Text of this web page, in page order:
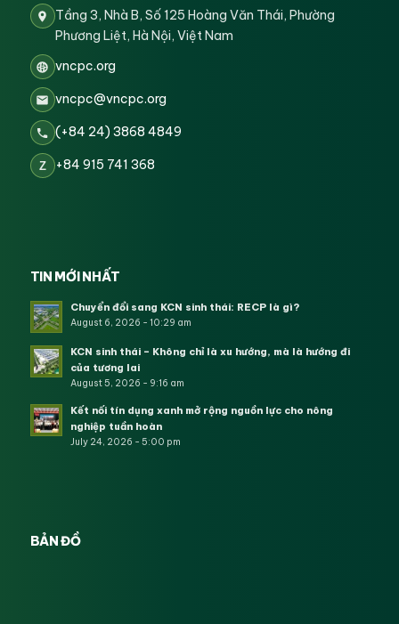
Tầng 3, Nhà B, Số 125 Hoàng Văn Thái, Phường
Phương Liệt, Hà Nội, Việt Nam
vncpc.org
vncpc@vncpc.org
(+84 24) 3868 4849
Z +84 915 741 368
TIN MỚI NHẤT
Chuyển đổi sang KCN sinh thái: RECP là gì?
August 6, 2026 - 10:29 am
KCN sinh thái – Không chỉ là xu hướng, mà là hướng đi
của tương lai
August 5, 2026 - 9:16 am
Kết nối tín dụng xanh mở rộng nguồn lực cho nông
nghiệp tuần hoàn
July 24, 2026 - 5:00 pm
BẢN ĐỒ